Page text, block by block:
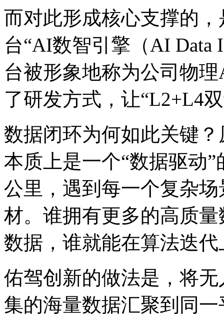
而对此形成核心支撑的
台“AI数智引擎（AI Data
台被形象地称为公司物
了研发方式，让“L2+L4
数据闭环为何如此关键
本质上是一个“数据驱动
公里，遇到每一个复杂
材。谁拥有更多的高质
数据，谁就能在算法迭
佑驾创新的做法是，将
集的海量数据汇聚到同